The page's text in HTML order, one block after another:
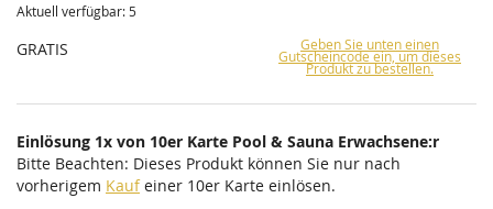
Aktuell verfügbar: 5
GRATIS Geben Sie unten einen
Gutscheincode ein, um dieses
Produkt zu bestellen.
Einlösung 1x von 10er Karte Pool & Sauna Erwachsene:r
Bitte Beachten: Dieses Produkt können Sie nur nach
vorherigem Kaufeiner 10er Karte einlösen.